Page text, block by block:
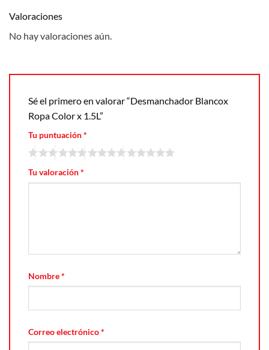
Valoraciones
No hay valoraciones aún.
Sé el primero en valorar “Desmanchador Blancox
Ropa Color x 1.5L”
Tu puntuación*
Tu valoración*
Nombre*
Correo electrónico*